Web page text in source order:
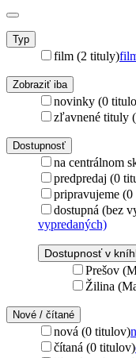
Typ
film (2 tituly)
Zobraziť iba
novinky (0
zľavnené tituly
Dostupnosť
na centrálnom
predpredaj (0
pripravujeme
dostupná (bez
vypredaných)
Dostupnosť v
Prešov
Žilina
Nové / čítané
nová (0 titulov)
čítaná (0 titulov)